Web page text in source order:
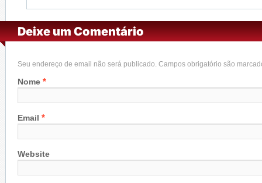
Deixe um Comentário
Seu endereço de email não será publicado. Campos obrigatório são
Nome *
Email *
Website